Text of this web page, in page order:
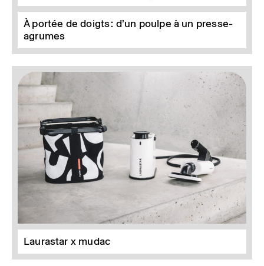
À portée de doigts : d’un poulpe à un presse-
agrumes
Laurastar x mudac